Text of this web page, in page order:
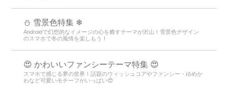
⛄ 雪景色特集 ❄
Androidで幻想的なイメージの心を癒すテーマが沢山！雪景色デザイン
のスマホで冬の風情を楽しもう！
😍 かわいいファンシーテーマ特集 😍
スマホで感じる夢の世界！話題のウィッシュコアやファンシー・ゆめか
わなど可愛いモチーフがいっぱい😍